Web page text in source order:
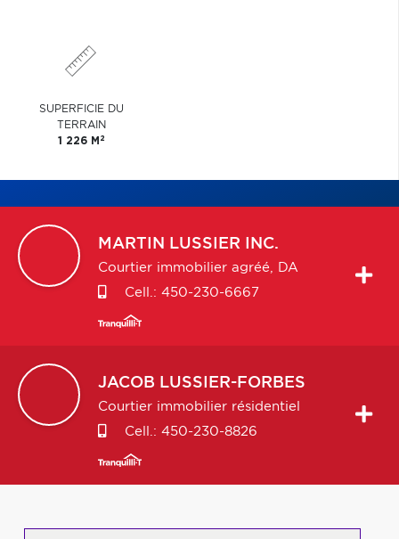
SUPERFICIE DU
TERRAIN
1 226 M 2
MARTIN LUSSIER INC.
Courtier immobilier agréé, DA
Cell.: 450-230-6667
JACOB LUSSIER-FORBES
Courtier immobilier résidentiel
Cell.: 450-230-8826